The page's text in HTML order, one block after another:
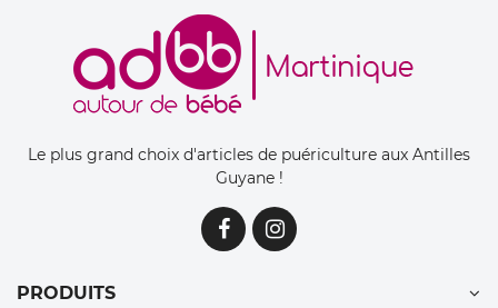
Le plus grand choix d'articles de puériculture aux Antilles
Guyane !
PRODUITS